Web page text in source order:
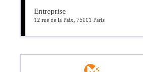
Entreprise
12 rue de la Paix, 75001 Paris